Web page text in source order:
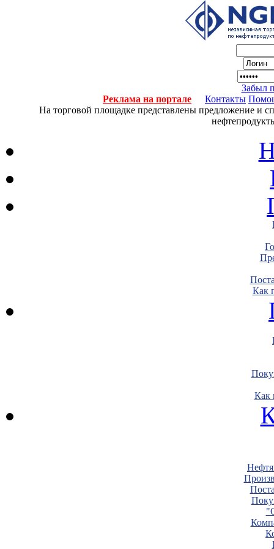
Забыл
Реклама на портале
Контакты
На торговой площадке представлены предложение и
Как
Как